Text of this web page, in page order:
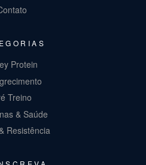
Protein
Treino
& Saúde
Resistência